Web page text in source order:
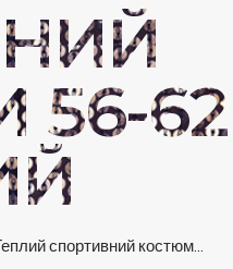
62
спортивний костюм...